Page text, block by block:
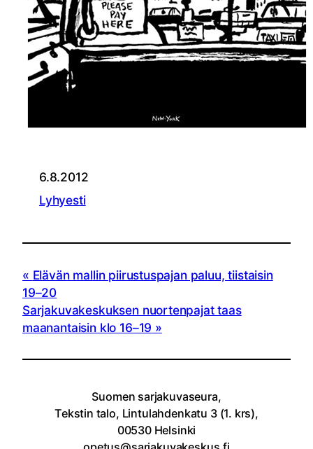
6.8.2012
Lyhyesti
Elävän mallin piirustuspajan paluu, tiistaisin
19–20
Sarjakuvakeskuksen nuortenpajat taas
maanantaisin klo 16–19
Suomen sarjakuvaseura,
Tekstin talo, Lintulahdenkatu 3 (1. krs),
00530 Helsinki